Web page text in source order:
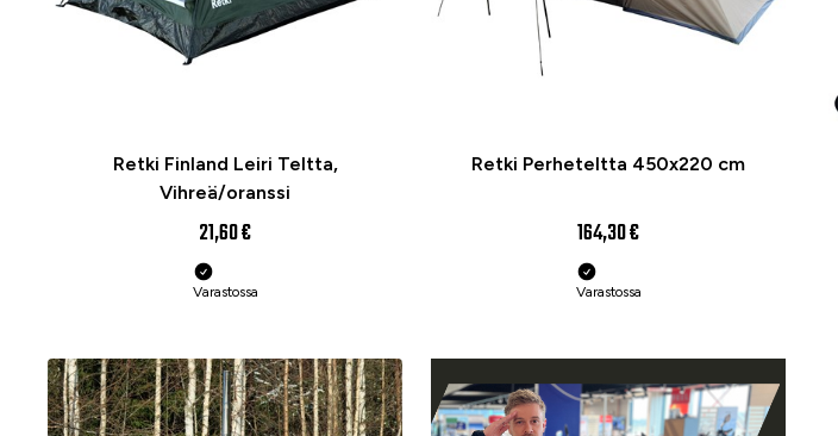
Retki Finland Leiri Teltta,
Vihreä/oranssi
21,60 €
Varastossa
Retki Perheteltta 450x220 cm
164,30 €
Varastossa